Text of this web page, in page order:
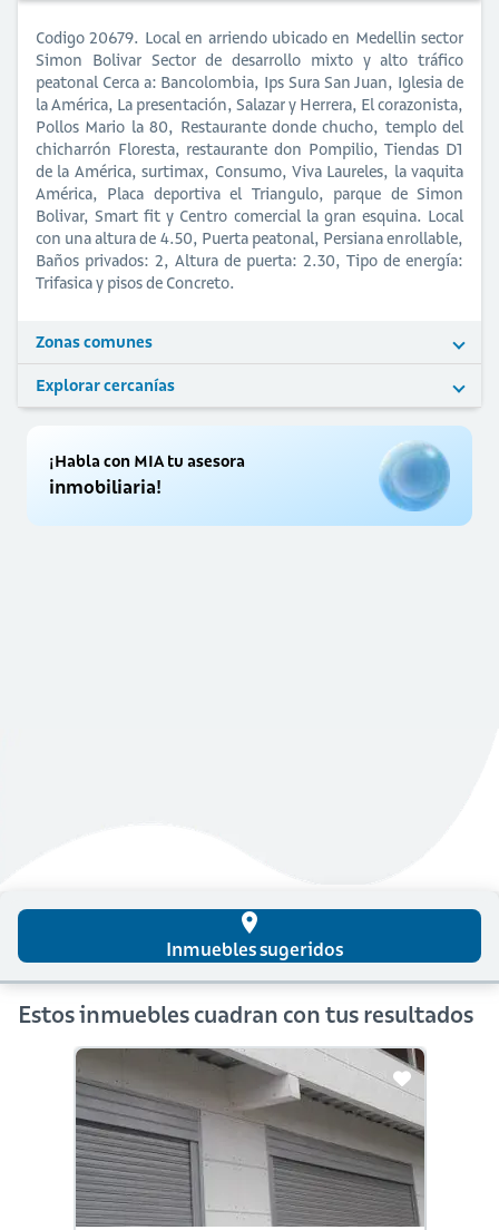
Codigo 20679. Local en arriendo ubicado en Medellin sector
Simon Bolivar Sector de desarrollo mixto y alto tráfico
peatonal Cerca a: Bancolombia, Ips Sura San Juan, Iglesia de
la América, La presentación, Salazar y Herrera, El corazonista,
Pollos Mario la 80, Restaurante donde chucho, templo del
chicharrón Floresta, restaurante don Pompilio, Tiendas D1
de la América, surtimax, Consumo, Viva Laureles, la vaquita
América, Placa deportiva el Triangulo, parque de Simon
Bolivar, Smart fit y Centro comercial la gran esquina. Local
con una altura de 4.50, Puerta peatonal, Persiana enrollable,
Baños privados: 2, Altura de puerta: 2.30, Tipo de energía:
Trifasica y pisos de Concreto.
Zonas comunes
Explorar cercanías
¡Habla con MIA tu asesora
inmobiliaria!
place
Inmuebles sugeridos
Estos inmuebles cuadran con tus resultados